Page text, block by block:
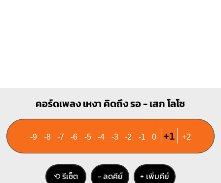
คอร์ดเพลง เหงา คิดถึง รอ - เสก โลโซ
-9 -8 -7 -6 -5 -4 -3 -2 -1 0 +1 +2
⟲ รีเซ็ต − ลดคีย์ + เพิ่มคีย์